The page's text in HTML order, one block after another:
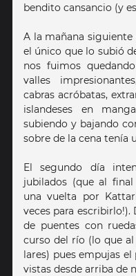
bendito cansancio (y
A la mañana
el único que lo subió
nos fuimos
valles
cabras acróbatas,
islandeses en
subiendo y bajando
sobre de la cena tenía
El segundo día
jubilados (que al
una vuelta por
veces para
de puentes con
curso del río (lo que
lares) pues empujas
vistas desde arriba de